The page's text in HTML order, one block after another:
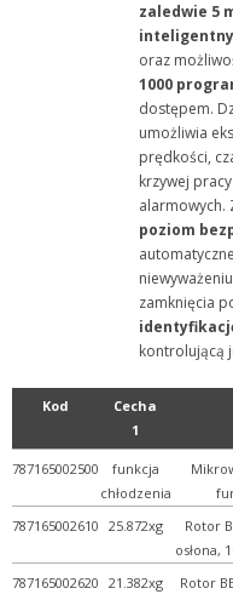
+ Z przymrużeniem oka
zaledwie 5
oraz
1000
dostępem.
umożliwia
prędkości,
krzywej
alarmowych.
poziom
zamknięcia
kontrolującą
Kod
Cecha
1
787165002500
funkcja
chłodzenia
787165002610 25.872xg
Rotor
osłona,
787165002620 21.382xg
Rotor